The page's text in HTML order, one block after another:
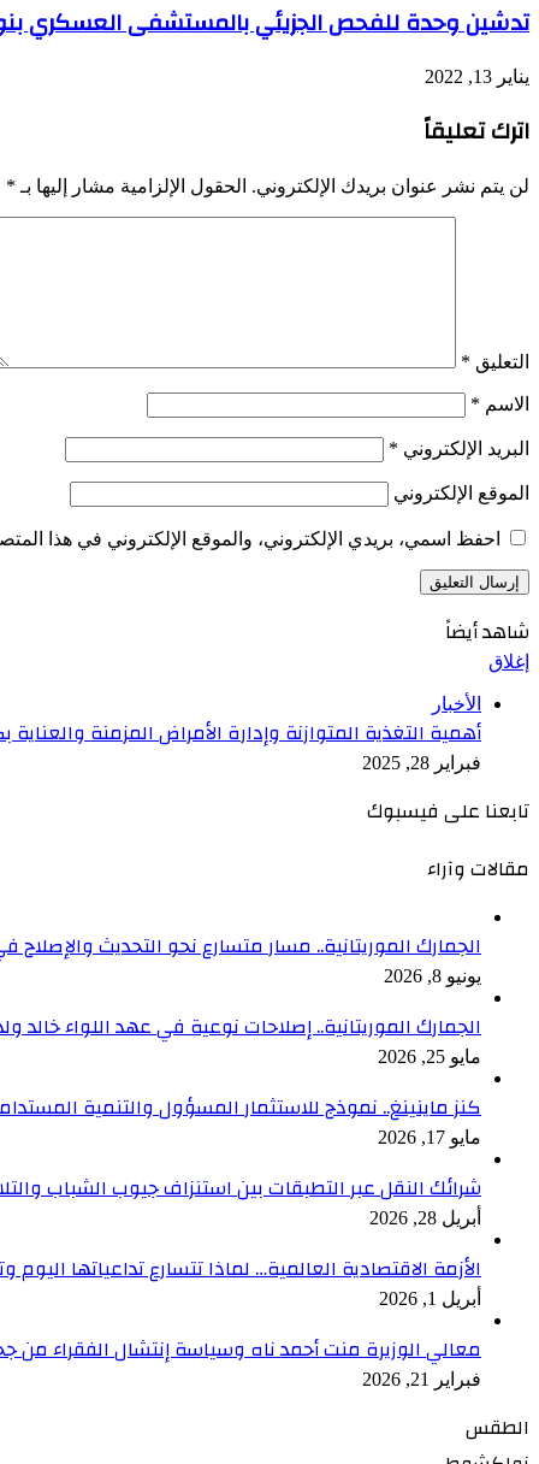
تدشين وحدة للفحص الجزيئي بالمستشفى العسكري
يناير 13, 2022
اترك تعليقاً
لن يتم نشر عنوان بريدك الإلكتروني. الحقول الإلزامية مشار إليها بـ *
التعليق *
الاسم *
البريد الإلكتروني *
الموقع الإلكتروني
احفظ اسمي، بريدي الإلكتروني، والموقع الإلكتروني في هذا
شاهد أيضاً
إغلاق
الأخبار
أهمية التغذية المتوازنة وإدارة الأمراض المزمنة
فبراير 28, 2025
تابعنا على فيسبوك
مقالات وآراء
الجمارك الموريتانية.. مسار متسارع نحو التحديث والإصلاح
يونيو 8, 2026
الجمارك الموريتانية.. إصلاحات نوعية في عهد اللواء خالد
مايو 25, 2026
كنز ماينينغ.. نموذج للاستثمار المسؤول والتنمية
مايو 17, 2026
شرائك النقل عبر التطبقات بين استنزاف جيوب الشباب
أبريل 28, 2026
الأزمة الاقتصادية العالمية… لماذا تتسارع تداعياتها
أبريل 1, 2026
معالي الوزيرة منت أحمد ناه وسياسة إنتشال الفقراء من
فبراير 21, 2026
الطقس